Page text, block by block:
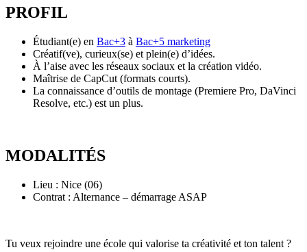
PROFIL
Étudiant(e) en Bac+3 à Bac+5 marketing
Créatif(ve), curieux(se) et plein(e) d’idées.
À l’aise avec les réseaux sociaux et la création vidéo.
Maîtrise de CapCut (formats courts).
La connaissance d’outils de montage (Premiere Pro, DaVinci
Resolve, etc.) est un plus.
MODALITÉS
Lieu : Nice (06)
Contrat : Alternance – démarrage ASAP
Tu veux rejoindre une école qui valorise ta créativité et ton talent ?